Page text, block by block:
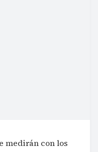
medirán con los